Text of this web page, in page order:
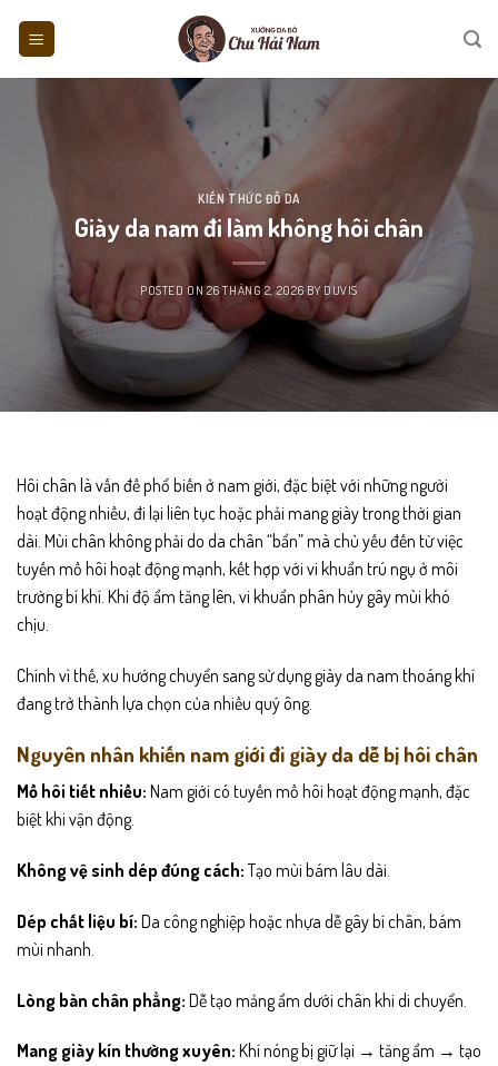
KIẾN THỨC ĐỒ DA
Giày da nam đi làm không hôi chân
POSTED ON26 THÁNG 2, 2026 BY DUVIS
Hôi chân là vấn đề phổ biến ở nam giới, đặc biệt với những người
hoạt động nhiều, đi lại liên tục hoặc phải mang giày trong thời gian
dài. Mùi chân không phải do da chân “bẩn” mà chủ yếu đến từ việc
tuyến mồ hôi hoạt động mạnh, kết hợp với vi khuẩn trú ngụ ở môi
trường bí khí. Khi độ ẩm tăng lên, vi khuẩn phân hủy gây mùi khó
chịu.
Chính vì thế, xu hướng chuyển sang sử dụng giày da nam thoáng khí
đang trở thành lựa chọn của nhiều quý ông.
Nguyên nhân khiến nam giới đi giày da dễ bị hôi chân
Mồ hôi tiết nhiều: Nam giới có tuyến mồ hôi hoạt động mạnh, đặc
biệt khi vận động.
Không vệ sinh dép đúng cách:Tạo mùi bám lâu dài.
Dép chất liệu bí: Da công nghiệp hoặc nhựa dễ gây bí chân, bám
mùi nhanh.
Lòng bàn chân phẳng: Dễ tạo mảng ẩm dưới chân khi di chuyển.
Mang giày kín thường xuyên: Khí nóng bị giữ lại → tăng ẩm → tạo